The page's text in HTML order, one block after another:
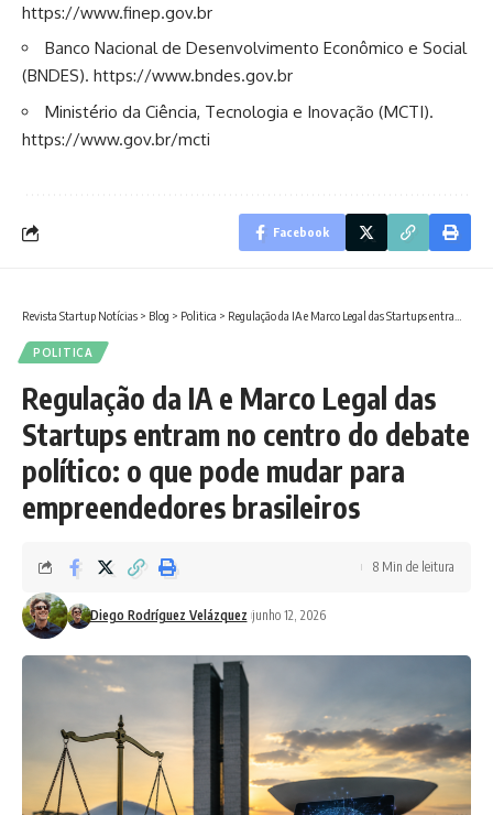
https://www.finep.gov.br
Banco Nacional de Desenvolvimento Econômico e Social
(BNDES). https://www.bndes.gov.br
Ministério da Ciência, Tecnologia e Inovação (MCTI).
https://www.gov.br/mcti
Facebook
Revista Startup Notícias > Blog > Politica > Regulação da IA e Marco Legal das Startups entram no centro do debate político: o que pode mudar para empreendedores brasileiros
POLITICA
Regulação da IA e Marco Legal das
Startups entram no centro do debate
político: o que pode mudar para
empreendedores brasileiros
Diego Rodríguez Velázquez junho 12, 2026
8 Min de leitura